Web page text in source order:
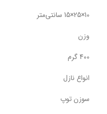
10×25×15 سانتی‌متر
وزن
400 گرم
انواع نازل
سوزن توپ